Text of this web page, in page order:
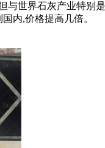
与世界石灰产业特
内,价格提高几倍。